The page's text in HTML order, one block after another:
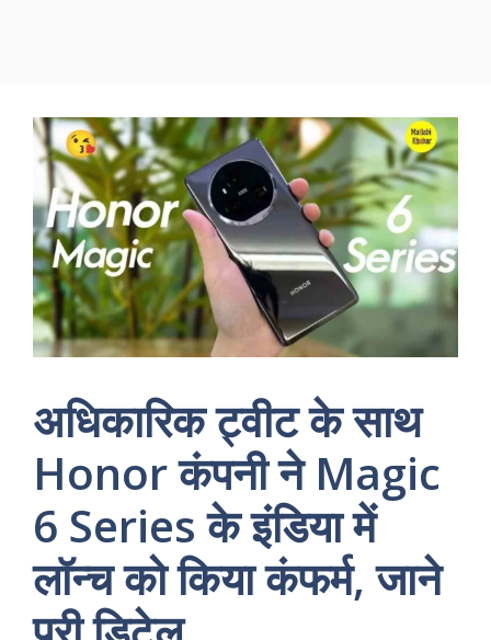
अधिकारिक ट्वीट के साथ
Honor कंपनी ने Magic
6 Series के इंडिया में
लॉन्च को किया कंफर्म, जाने